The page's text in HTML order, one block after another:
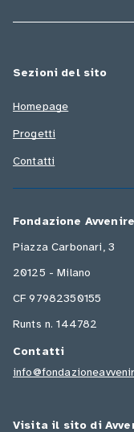
Sezioni del sito
Homepage
Progetti
Contatti
Fondazione
Piazza Carbonari, 3
20125 - Milano
CF 97982350155
Runts n. 144782
Contatti
Visita il sito di